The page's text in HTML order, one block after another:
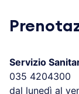
Servizio
035 4204300
dal lunedì al